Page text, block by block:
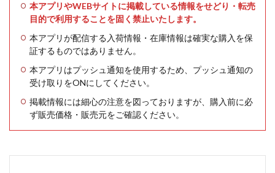
本アプリやWEBサイトに掲載している情報をせどり・転売
目的で利用することを固く禁止いたします。
本アプリが配信する入荷情報・在庫情報は確実な購入を保
証するものではありません。
本アプリはプッシュ通知を使用するため、プッシュ通知の
受け取りをONにしてください。
掲載情報には細心の注意を図っておりますが、購入前に必
ず販売価格・販売元をご確認ください。